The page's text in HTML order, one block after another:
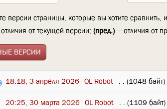
версии страницы, которые вы хотите сравнить,
от текущей версии; (пред.)— отличия от
18:18, 3 апреля 2026 OL Robot . . (1048 байт)
20:25, 30 марта 2026 OL Robot . . (1109 байт)